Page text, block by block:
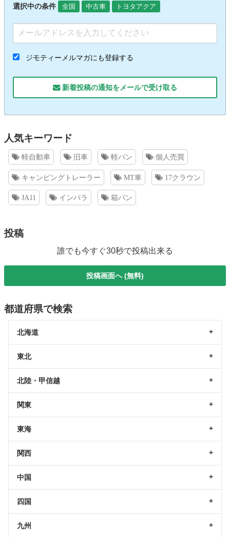
選択中の条件 全国 中古車 トヨタアクア
ジモティーメルマガにも登録する
新着投稿の通知をメールで受け取る
人気キーワード
軽自動車 旧車 軽バン 個人売買
キャンピングトレーラー MT車 17クラウン
JA11 インパラ 箱バン
投稿
誰でも今すぐ30秒で投稿出来る
投稿画面へ (無料)
都道府県で検索
北海道
東北
北陸・甲信越
関東
東海
関西
中国
四国
九州